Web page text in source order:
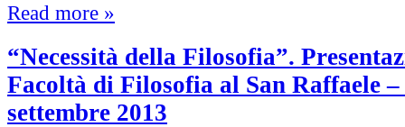
Read more »
“Necessità della Filosofia”.
Facoltà di Filosofia al San Raffaele –
settembre 2013